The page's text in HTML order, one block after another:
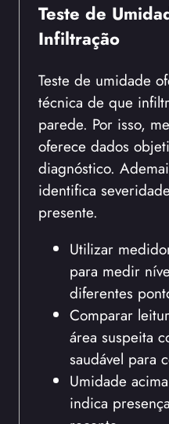
Teste de
Infiltração
Teste de umidade
técnica de que
parede. Por isso,
oferece dados
diagnóstico.
identifica
presente.
Utilizar
para medir
diferentes
Comparar
área suspeita
saudável para
Umidade
indica